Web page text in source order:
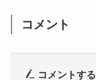
コメント
コメントする